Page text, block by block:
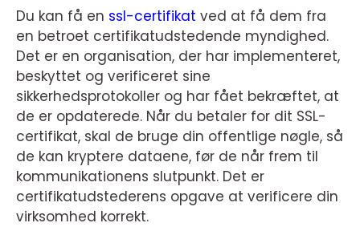
Du kan få en ssl-certifikat ved at få dem fra
en betroet certifikatudstedende myndighed.
Det er en organisation, der har implementeret,
beskyttet og verificeret sine
sikkerhedsprotokoller og har fået bekræftet, at
de er opdaterede. Når du betaler for dit SSL-
certifikat, skal de bruge din offentlige nøgle, så
de kan kryptere dataene, før de når frem til
kommunikationens slutpunkt. Det er
certifikatudstederens opgave at verificere din
virksomhed korrekt.